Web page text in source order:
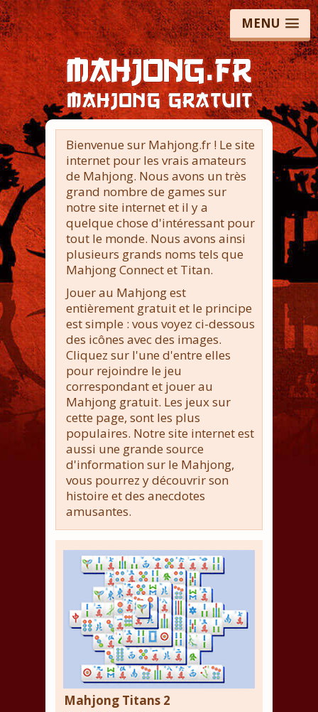
MENU
Bienvenue sur Mahjong.fr ! Le site
internet pour les vrais amateurs
de Mahjong. Nous avons un très
grand nombre de games sur
notre site internet et il y a
quelque chose d'intéressant pour
tout le monde. Nous avons ainsi
plusieurs grands noms tels que
Mahjong Connect et Titan.
Jouer au Mahjong est
entièrement gratuit et le principe
est simple : vous voyez ci-dessous
des icônes avec des images.
Cliquez sur l'une d'entre elles
pour rejoindre le jeu
correspondant et jouer au
Mahjong gratuit. Les jeux sur
cette page, sont les plus
populaires. Notre site internet est
aussi une grande source
d'information sur le Mahjong,
vous pourrez y découvrir son
histoire et des anecdotes
amusantes.
Mahjong Titans 2